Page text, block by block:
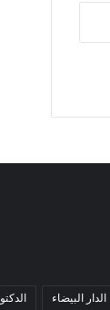
الدار البيضاء